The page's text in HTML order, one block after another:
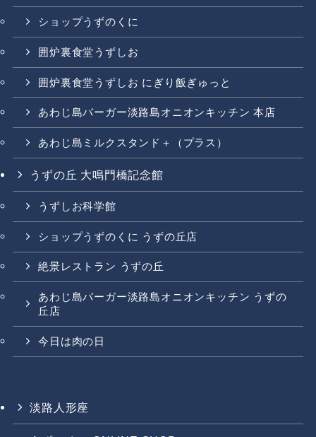
ショップうずのくに
囲炉裏食堂うずしお
囲炉裏食堂うずしお にぎり飯ぎゅっと
あわじ島バーガー淡路島オニオンキッチン 本店
あわじ島ミルクスタンド＋（プラス）
うずの丘 大鳴門橋記念館
うずしお科学館
ショップうずのくに うずの丘店
絶景レストラン うずの丘
あわじ島バーガー淡路島オニオンキッチン うずの
丘店
今日は肉の日
淡路人形座